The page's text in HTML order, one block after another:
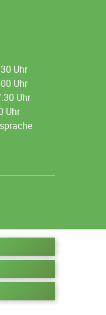
Uhr
Uhr
Uhr